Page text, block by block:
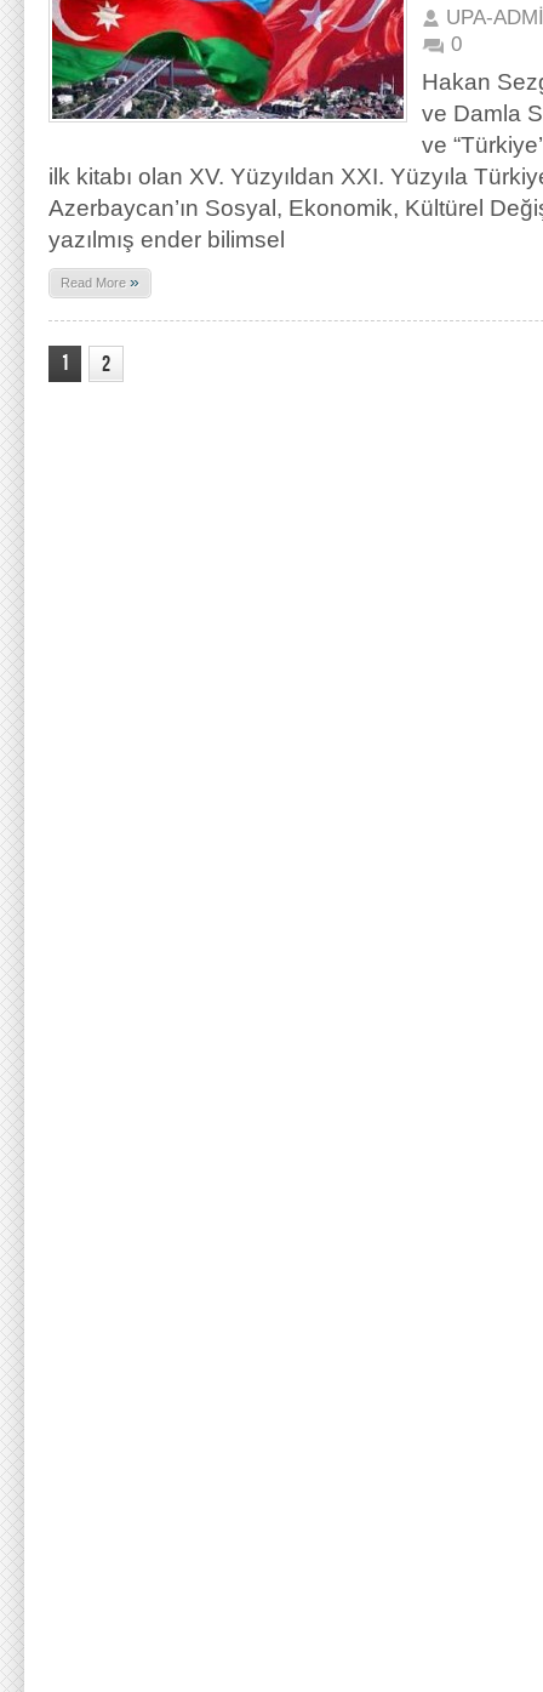
UPA-
0
Hakan
ve Damla
ve
ilk kitabı olan XV. Yüzyıldan XXI. Yüzyıla
Azerbaycan’ın Sosyal, Ekonomik, Kültürel
yazılmış ender bilimsel
Read More »
1 2